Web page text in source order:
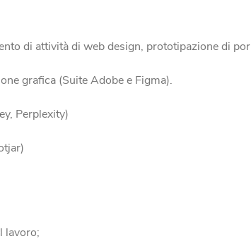
di attività di web design, prototipazione di
grafica (Suite Adobe e Figma).
Perplexity)
lavoro;